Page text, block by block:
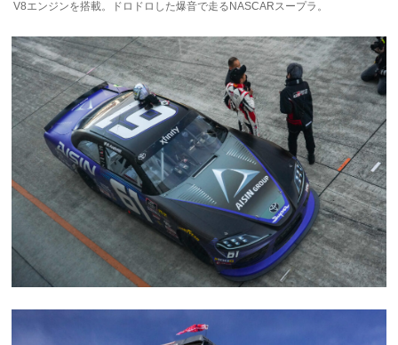
V8エンジンを搭載。ドロドロした爆音で走るNASCARスープラ。